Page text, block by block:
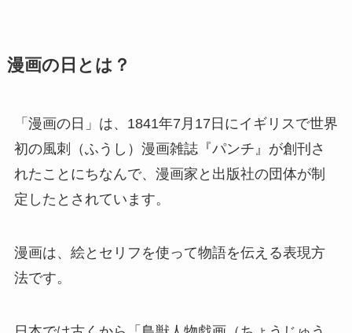
漫画の日とは？
「漫画の日」は、1841年7月17日にイギリスで世界
初の風刺（ふうし）漫画雑誌『パンチ』が創刊さ
れたことにちなんで、漫画家と出版社の団体が制
定したとされています。
漫画は、絵とセリフを使って物語を伝える表現方
法です。